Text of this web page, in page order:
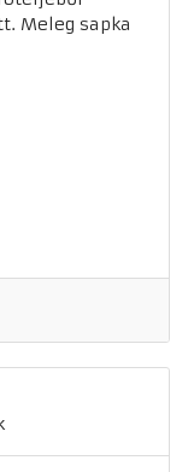
Meleg sapka